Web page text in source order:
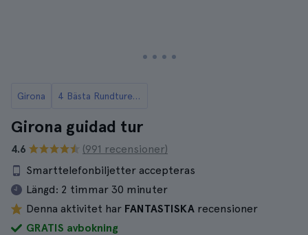
Girona 4 Bästa Rundturerna i Girona
Girona guidad tur
4.6
(991 recensioner)
Smarttelefonbiljetter accepteras
Längd: 2 timmar 30 minuter
Denna aktivitet har FANTASTISKA recensioner
GRATIS avbokning